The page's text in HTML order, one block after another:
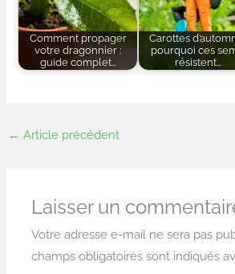
Comment propager
votre dragonnier :
guide complet…
Carottes
pourquoi ces
résistent…
← Article précédent
Laisser un
Votre adresse e-mail ne sera pas
champs obligatoires sont indiqués